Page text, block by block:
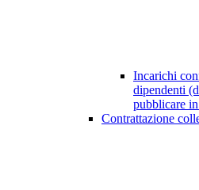
Incarichi
dipendenti
pubblicare
Contrattazione